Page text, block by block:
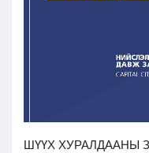
ШҮҮХ ХУРАЛДААНЫ